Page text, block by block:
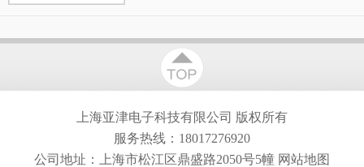
上海亚津电子科技有限公司 版权所有
服务热线：18017276920
公司地址：上海市松江区鼎盛路2050号5幢 网站地图